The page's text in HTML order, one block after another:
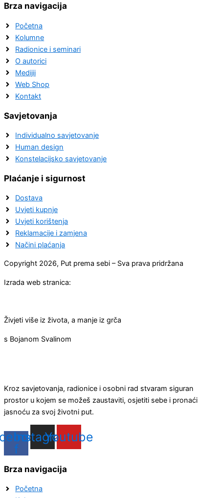
Brza navigacija
Početna
Kolumne
Radionice i seminari
O autorici
Medijii
Web Shop
Kontakt
Savjetovanja
Individualno savjetovanje
Human design
Konstelacijsko savjetovanje
Plaćanje i sigurnost
Dostava
Uvjeti kupnje
Uvjeti korištenja
Reklamacije i zamjena
Načini plaćanja
Copyright 2026, Put prema sebi – Sva prava pridržana
Izrada web stranica:
Živjeti više iz života, a manje iz grča
s Bojanom Svalinom
Kroz savjetovanja, radionice i osobni rad stvaram siguran
prostor u kojem se možeš zaustaviti, osjetiti sebe i pronaći
jasnoću za svoj životni put.
f
Instagram
Youtube
Brza navigacija
Početna